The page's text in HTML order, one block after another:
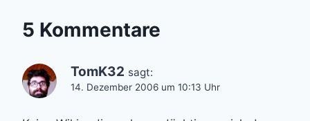
5 Kommentare
TomK32 sagt:
14. Dezember 2006 um 10:13 Uhr